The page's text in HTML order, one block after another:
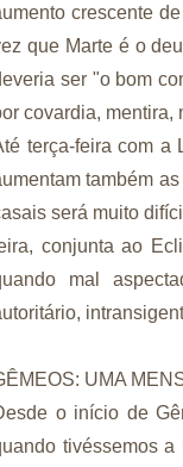
crescente
que Marte é o
ser "o bom
covardia, mentira,
terça-feira com a
também
será muito
conjunta ao
mal
UMA
o início de
tivéssemos a